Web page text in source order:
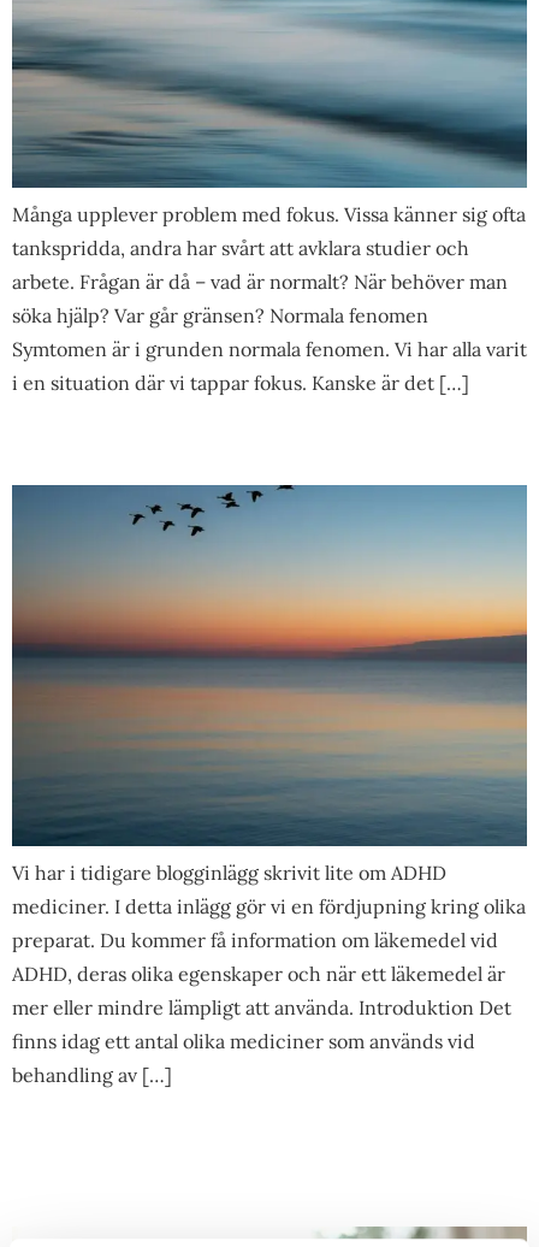
Många upplever problem med fokus. Vissa känner sig ofta
tankspridda, andra har svårt att avklara studier och
arbete. Frågan är då – vad är normalt? När behöver man
söka hjälp? Var går gränsen? Normala fenomen
Symtomen är i grunden normala fenomen. Vi har alla varit
i en situation där vi tappar fokus. Kanske är det […]
Vi har i tidigare blogginlägg skrivit lite om ADHD
mediciner. I detta inlägg gör vi en fördjupning kring olika
preparat. Du kommer få information om läkemedel vid
ADHD, deras olika egenskaper och när ett läkemedel är
mer eller mindre lämpligt att använda. Introduktion Det
finns idag ett antal olika mediciner som används vid
behandling av […]